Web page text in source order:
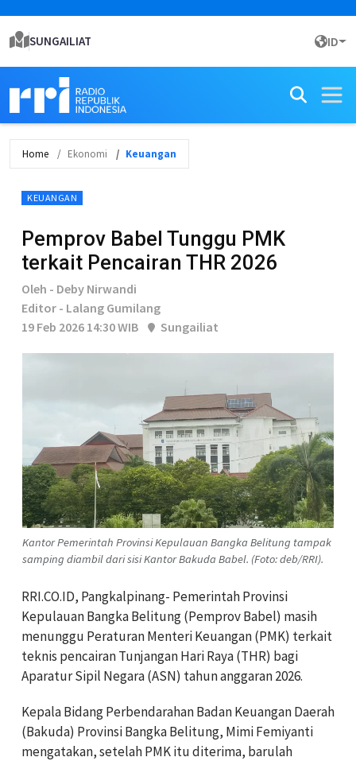
SUNGAILIAT ID
Home Ekonomi Keuangan
KEUANGAN
Pemprov Babel Tunggu PMK
terkait Pencairan THR 2026
Oleh - Deby Nirwandi
Editor - Lalang Gumilang
19 Feb 2026 14:30 WIB
Sungailiat
Kantor Pemerintah Provinsi Kepulauan Bangka Belitung tampak
samping diambil dari sisi Kantor Bakuda Babel. (Foto: deb/RRI).
RRI.CO.ID, Pangkalpinang- Pemerintah Provinsi
Kepulauan Bangka Belitung (Pemprov Babel) masih
menunggu Peraturan Menteri Keuangan (PMK) terkait
teknis pencairan Tunjangan Hari Raya (THR) bagi
Aparatur Sipil Negara (ASN) tahun anggaran 2026.
Kepala Bidang Perbendarahan Badan Keuangan Daerah
(Bakuda) Provinsi Bangka Belitung, Mimi Femiyanti
mengatakan, setelah PMK itu diterima, barulah